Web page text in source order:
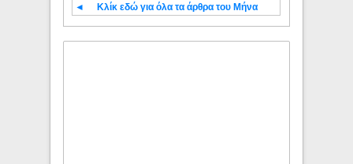
◄ Κλίκ εδώ για όλα τα άρθρα του Μήνα